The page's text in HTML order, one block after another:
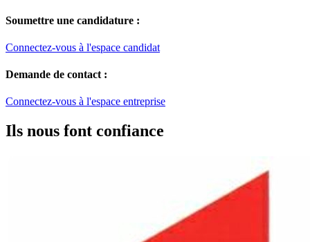
Soumettre une candidature :
Connectez-vous à l'espace candidat
Demande de contact :
Connectez-vous à l'espace entreprise
Ils nous font confiance